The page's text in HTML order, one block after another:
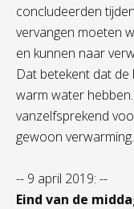
concludeerden
vervangen moeten
en kunnen naar
Dat betekent dat
warm water
vanzelfsprekend
gewoon verwarming.
-- 9 april 2019: --
Eind van de